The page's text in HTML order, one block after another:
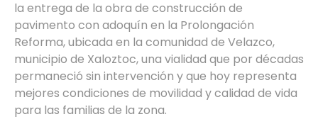
la entrega de la obra de construcción de
pavimento con adoquín en la Prolongación
Reforma, ubicada en la comunidad de Velazco,
municipio de Xaloztoc, una vialidad que por décadas
permaneció sin intervención y que hoy representa
mejores condiciones de movilidad y calidad de vida
para las familias de la zona.